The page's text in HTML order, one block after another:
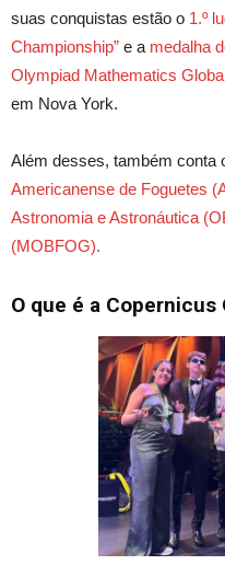
suas conquistas estão o 1.º
Championship” e a medalha
Olympiad Mathematics
em Nova York.
Além desses, também conta
Americanense de Foguetes
Astronomia e Astronáutica
(MOBFOG).
O que é a Copernicus